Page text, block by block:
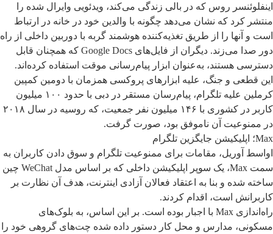
اینفلوئنسر روس که در بالی زندگی می‌کند، ویدئویی وایرال شده‌ را
منتشر کرد که نشان می‌دهد چگونه با والدین خود در خانه در ارتباط
است و آنها را از طریق تغذیه‌کننده هوشمند گربه با دوربین داخلی از راه
دور صدا می‌زند. دیگران از فایل‌های Google Docs که همچنان قابل
دسترسی هستند، به‌عنوان ابزار پیام‌رسانی موقت استفاده کرده‌اند.
این قطعی و جنگ، علیه ابزارهای پروکسی همزمان با دومین کمپین
کرملین علیه تلگرام، پیام‌رسان مستقر در دبی با حدود ۱۰۰ میلیون
کاربر در کشوری با ۱۴۶ میلیون نفر جمعیت، که روسیه در سال ۲۰۱۸
در ممنوعیت آن ناموفق بود، صورت گرفت.
Max؛ اپلیکیشن جایگزین تلگرام
اواسط آوریل، مقامات برای ممنوعیت تلگرام و سوق دادن کاربران به
سمت Max، یک سوپر اپلیکیشن داخلی که بر اساس مدل WeChat چین
ساخته شده و بنا به اعتقاد فعالان آزادی اینترنت، هدف آن نظارت بر
کاربرانش است، اقدام کردند.
راه‌اندازی Max با اجبار بوده است. بر این اساس، به بلوک‌های
مسکونی، مدارس و محل کار دستور داده شده‌ چت‌های گروهی خود را